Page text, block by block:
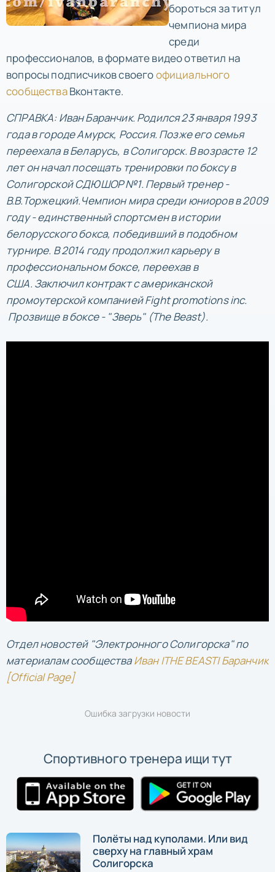
бороться за титул
чемпиона мира
среди
профессионалов, в формате видео ответил на
вопросы подписчиков своегоофициального
сообществаВконтакте.
СПРАВКА: Иван Баранчик. Родился 23 января 1993
года в городе Амурск, Россия. Позже его семья
переехала в Беларусь, в Солигорск. В возрасте 12
лет он начал посещать тренировки по боксу в
Солигорской СДЮШОР №1. Первый тренер -
В.В.Торжецкий.Чемпион мира среди юниоров в 2009
году - единственный спортсмен в истории
белорусского бокса, победивший в подобном
турнире. В 2014 году продолжил карьеру в
профессиональном боксе, переехав в
США. Заключил контракт с американской
промоутерской компанией Fight promotions inc.
Прозвище в боксе - "Зверь" (The Beast).
Отдел новостей "Электронного Солигорска" по
материалам сообществаИван |THE BEAST| Баранчик
[Official Page]
Ошибка загрузки новости
Спортивного тренера ищи тут
Полёты над куполами. Или вид
сверху на главный храм
Солигорска